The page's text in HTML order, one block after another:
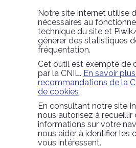
Notre site Internet utilise
nécessaires au
technique du site et
générer des statistiques
fréquentation.
Cet outil est exempté de
par la CNIL. En savoir
recommandations de la
de cookies
En consultant notre site
nous autorisez à recueillir
informations sur votre
nous aider à identifier les
vous intéressent.